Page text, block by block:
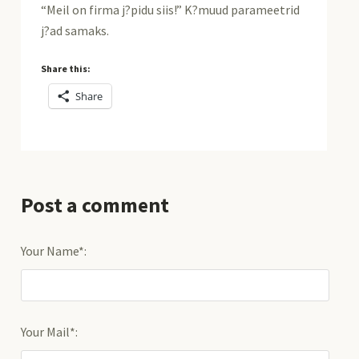
“Meil on firma j?pidu siis!” K?muud parameetrid
j?ad samaks.
Share this:
Share
Post a comment
Your Name*:
Your Mail*: